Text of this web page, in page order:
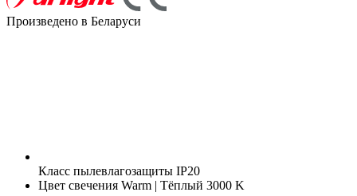
Произведено в Беларуси
Класс пылевлагозащиты IP20
Цвет свечения Warm | Тёплый 3000 K